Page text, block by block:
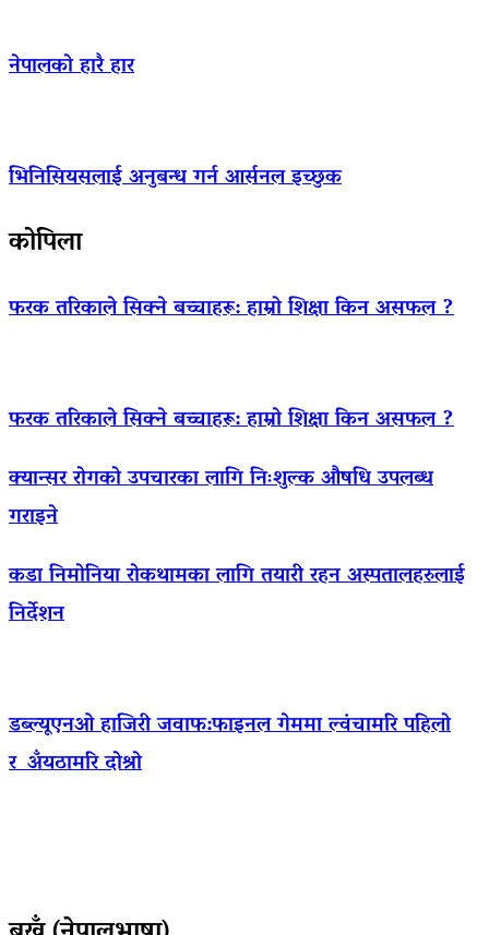
नेपालको हारै हार
भिनिसियसलाई अनुबन्ध गर्न आर्सनल इच्छुक
कोपिला
फरक तरिकाले सिक्ने बच्चाहरू: हाम्रो शिक्षा किन असफल ?
फरक तरिकाले सिक्ने बच्चाहरू: हाम्रो शिक्षा किन असफल ?
क्यान्सर रोगको उपचारका लागि निःशुल्क औषधि उपलब्ध
गराइने
कडा निमोनिया रोकथामका लागि तयारी रहन अस्पतालहरुलाई
निर्देशन
डब्ल्यूएनओ हाजिरी जवाफ:फाइनल गेममा ल्वंचामरि पहिलो
र अँयठामरि दोश्रो